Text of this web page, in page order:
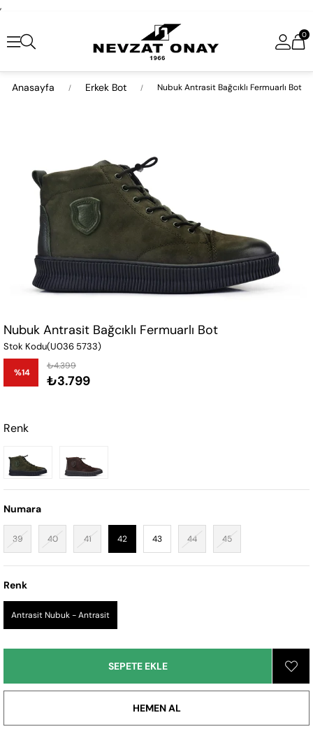
,
0
Anasayfa Erkek Bot Nubuk Antrasit Bağcıklı Fermuarlı Bot
Nubuk Antrasit Bağcıklı Fermuarlı Bot
Stok Kodu(U036 5733)
%14
İndirim
₺4.399
₺3.799
Renk
Numara
39 40 41 42 43 44 45
Renk
Antrasit Nubuk - Antrasit